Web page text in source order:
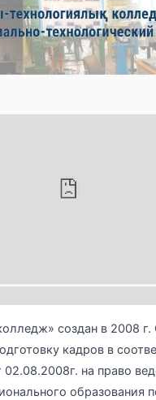
создан в 2008
кадров в
на право
образования